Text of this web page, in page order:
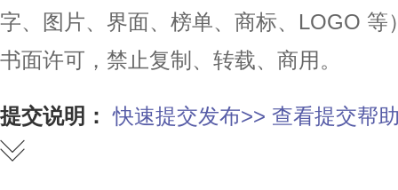
字、图片、界面、榜单、商标、LOGO
书面许可，禁止复制、转载、商用。
提交说明： 快速提交发布>> 查看提交帮